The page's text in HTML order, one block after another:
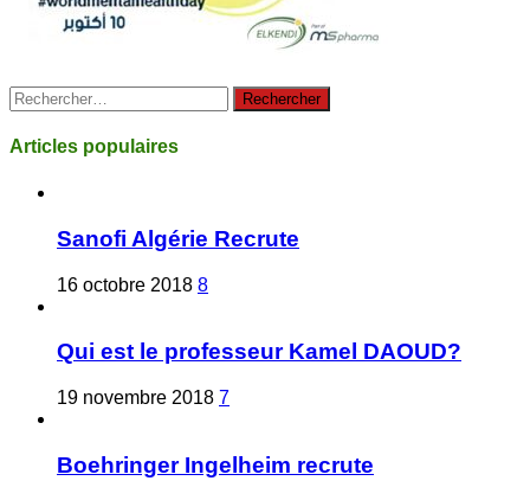
Rechercher :
Articles populaires
Sanofi Algérie Recrute
16 octobre 2018 8
Qui est le professeur Kamel DAOUD?
19 novembre 2018 7
Boehringer Ingelheim recrute